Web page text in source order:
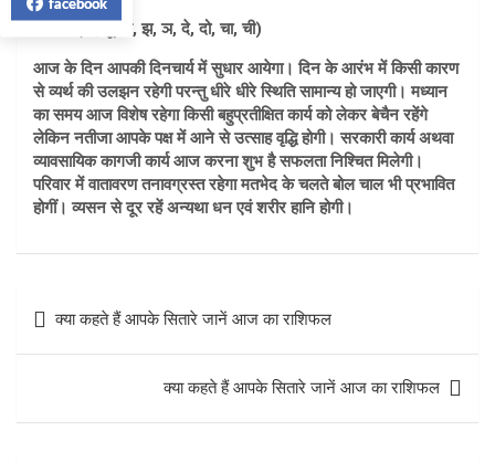
मीन🐳 (दी, दू, थ, झ, ञ, दे, दो, चा, ची)
आज के दिन आपकी दिनचार्य में सुधार आयेगा। दिन के आरंभ में किसी कारण
से व्यर्थ की उलझन रहेगी परन्तु धीरे धीरे स्थिति सामान्य हो जाएगी। मध्यान
का समय आज विशेष रहेगा किसी बहुप्रतीक्षित कार्य को लेकर बेचैन रहेंगे
लेकिन नतीजा आपके पक्ष में आने से उत्साह वृद्धि होगी। सरकारी कार्य अथवा
व्यावसायिक कागजी कार्य आज करना शुभ है सफलता निश्चित मिलेगी।
परिवार में वातावरण तनावग्रस्त रहेगा मतभेद के चलते बोल चाल भी प्रभावित
होगीं। व्यसन से दूर रहें अन्यथा धन एवं शरीर हानि होगी।
navigation
क्या कहते हैं आपके सितारे जानें आज का राशिफल
क्या कहते हैं आपके सितारे जानें आज का राशिफल
facebook